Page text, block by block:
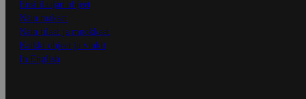
Ensitilaajan ohjeet
Näin maksat
Näin tilaat ja muokkaat
Kaikki ohjeet ja vinkit
In English